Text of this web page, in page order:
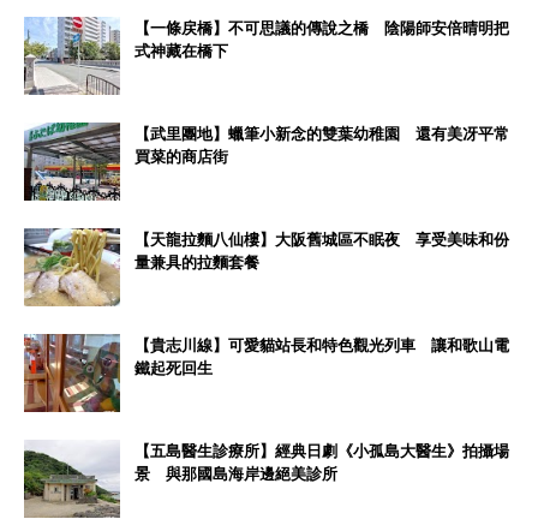
【一條戻橋】不可思議的傳說之橋 陰陽師安倍晴明把
式神藏在橋下
【武里團地】蠟筆小新念的雙葉幼稚園 還有美冴平常
買菜的商店街
【天龍拉麵八仙樓】大阪舊城區不眠夜 享受美味和份
量兼具的拉麵套餐
【貴志川線】可愛貓站長和特色觀光列車 讓和歌山電
鐵起死回生
【五島醫生診療所】經典日劇《小孤島大醫生》拍攝場
景 與那國島海岸邊絕美診所